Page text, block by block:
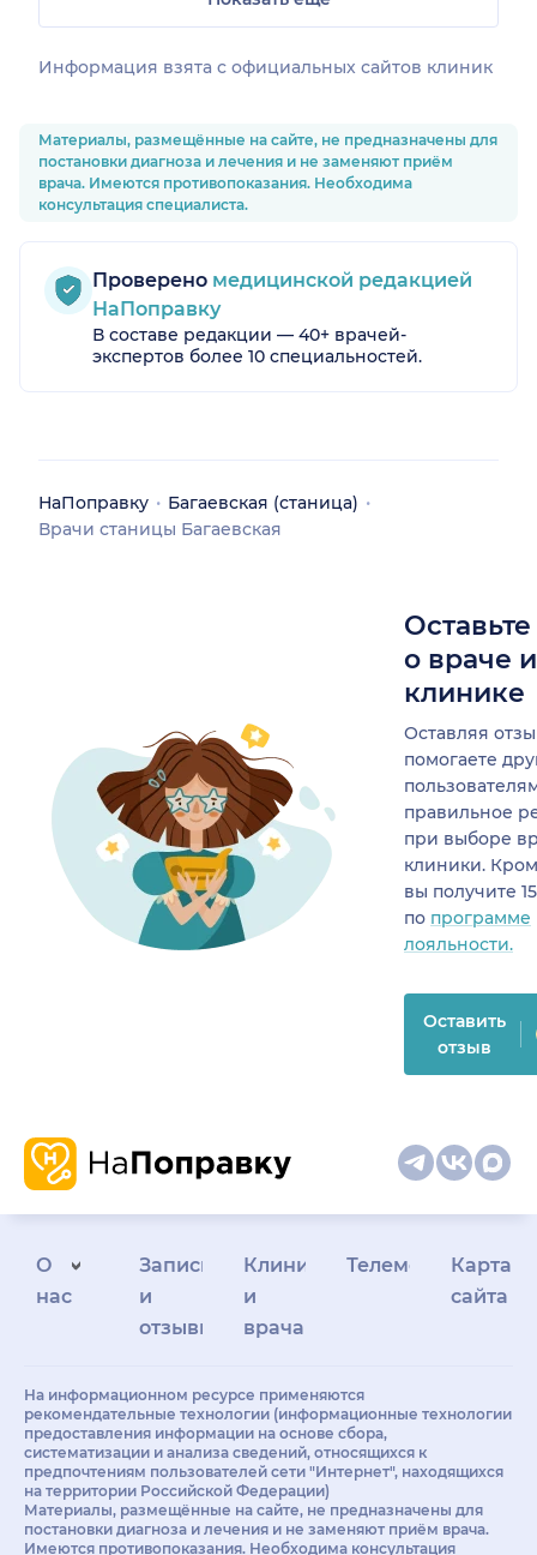
Информация взята c официальных сайтов клиник
Материалы, размещённые на сайте, не предназначены для
постановки диагноза и лечения и не заменяют приём
врача. Имеются противопоказания. Необходима
консультация специалиста.
Проверено медицинской редакцией
НаПоправку
В составе редакции — 40+ врачей-
экспертов более 10 специальностей.
НаПоправку
Багаевская (станица)
Врачи станицы Багаевская
о враче
клинике
Оставляя
помогаете
правильное
при выборе
клиники.
вы получите
по программе
лояльности.
Оставить
отзыв
О
нас
Запись
и
отзывы
Клиникам
и
врачам
Телемедицина
Карта
сайта
На информационном ресурсе применяются
рекомендательные технологии (информационные технологии
предоставления информации на основе сбора,
систематизации и анализа сведений, относящихся к
предпочтениям пользователей сети "Интернет", находящихся
на территории Российской Федерации)
Материалы, размещённые на сайте, не предназначены для
постановки диагноза и лечения и не заменяют приём врача.
Имеются противопоказания. Необходима консультация